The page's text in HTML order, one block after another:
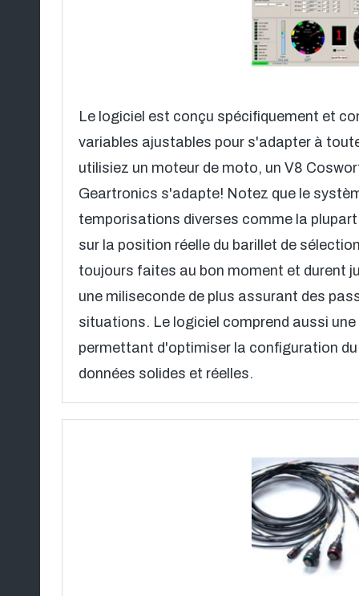
Le logiciel est conçu spécifiquement et
variables ajustables pour s'adapter à
utilisiez un moteur de moto, un V8
Geartronics s'adapte! Notez que le
temporisations diverses comme la
sur la position réelle du barillet de
toujours faites au bon moment et durent
une miliseconde de plus assurant des
situations. Le logiciel comprend aussi
permettant d'optimiser la configuration
données solides et réelles.